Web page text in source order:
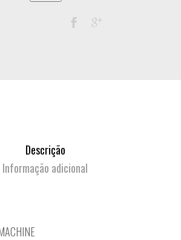
Descrição
Informação adicional